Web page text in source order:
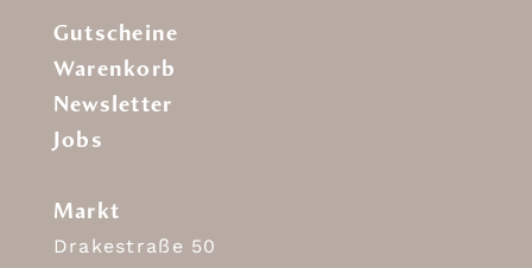
Gutscheine
Warenkorb
Newsletter
Jobs
Markt
Drakestraße 50